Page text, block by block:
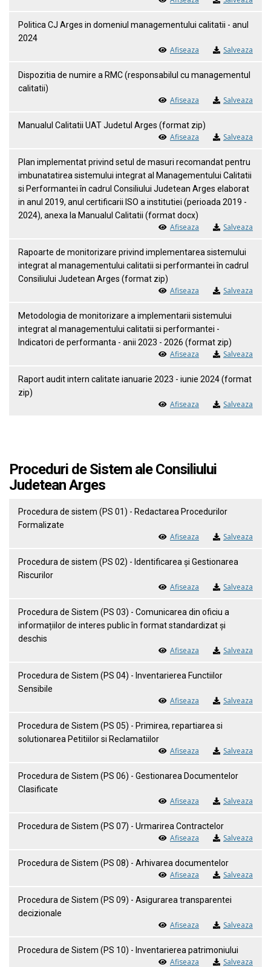
Politica CJ Arges in domeniul managementului calitatii - anul
2024
Afiseaza Salveaza
Dispozitia de numire a RMC (responsabilul cu managementul
calitatii)
Afiseaza Salveaza
Manualul Calitatii UAT Judetul Arges (format zip)
Afiseaza Salveaza
Plan implementat privind setul de masuri recomandat pentru
imbunatatirea sistemului integrat al Managementului Calitatii
si Performantei în cadrul Consiliului Judetean Arges elaborat
in anul 2019, anul certificarii ISO a institutiei (perioada 2019 -
2024), anexa la Manualul Calitatii (format docx)
Afiseaza Salveaza
Rapoarte de monitorizare privind implementarea sistemului
integrat al managementului calitatii si performantei în cadrul
Consiliului Judetean Arges (format zip)
Afiseaza Salveaza
Metodologia de monitorizare a implementarii sistemului
integrat al managementului calitatii si performantei -
Indicatori de performanta - anii 2023 - 2026 (format zip)
Afiseaza Salveaza
Raport audit intern calitate ianuarie 2023 - iunie 2024 (format
zip)
Afiseaza Salveaza
Proceduri de Sistem ale Consiliului
Judetean Arges
Procedura de sistem (PS 01) - Redactarea Procedurilor
Formalizate
Afiseaza Salveaza
Procedura de sistem (PS 02) - Identificarea și Gestionarea
Riscurilor
Afiseaza Salveaza
Procedura de Sistem (PS 03) - Comunicarea din oficiu a
informațiilor de interes public în format standardizat și
deschis
Afiseaza Salveaza
Procedura de Sistem (PS 04) - Inventarierea Functiilor
Sensibile
Afiseaza Salveaza
Procedura de Sistem (PS 05) - Primirea, repartiarea si
solutionarea Petitiilor si Reclamatiilor
Afiseaza Salveaza
Procedura de Sistem (PS 06) - Gestionarea Documentelor
Clasificate
Afiseaza Salveaza
Procedura de Sistem (PS 07) - Urmarirea Contractelor
Afiseaza Salveaza
Procedura de Sistem (PS 08) - Arhivarea documentelor
Afiseaza Salveaza
Procedura de Sistem (PS 09) - Asigurarea transparentei
decizionale
Afiseaza Salveaza
Procedura de Sistem (PS 10) - Inventarierea patrimoniului
Afiseaza Salveaza